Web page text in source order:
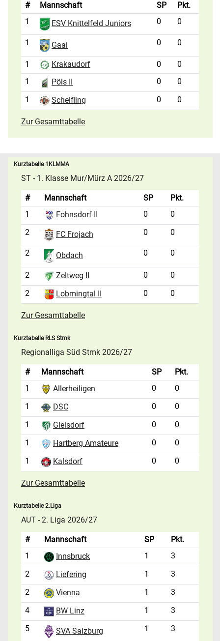
# Mannschaft SP
Pkt.
1
ESV Knittelfeld Juniors 0 0
1 Gaal 0 0
1 Krakaudorf 0
0
1
Pöls II 0
0
1
Scheifling 0 0
Zur Gesamttabelle
Kurztabelle 1KLMMA
ST - 1. Klasse Mur/Mürz A 2026/27
# Mannschaft SP
Pkt.
1
Fohnsdorf II 0
0
2
FC Frojach 0 0
2 Obdach 0 0
2 Zeltweg II 0
0
2
Lobmingtal II 0 0
Zur Gesamttabelle
Kurztabelle RLS Stmk
Regionalliga Süd Stmk 2026/27
# Mannschaft SP
Pkt.
1
Allerheiligen 0
0
1
DSC 0
0
1
Gleisdorf 0
0
1
Hartberg Amateure 0
0
1
Kalsdorf 0 0
Zur Gesamttabelle
Kurztabelle 2.Liga
AUT - 2. Liga 2026/27
# Mannschaft SP
Pkt.
1
Innsbruck 1
3
2
Liefering 1
3
2
Vienna 1
3
4
BW Linz 1
3
5
SVA Salzburg 1 3